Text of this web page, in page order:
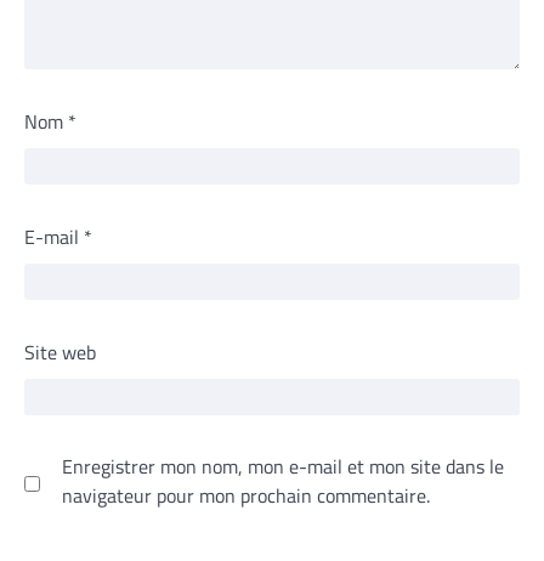
Nom *
E-mail *
Site web
Enregistrer mon nom, mon e-mail et mon site dans le
navigateur pour mon prochain commentaire.